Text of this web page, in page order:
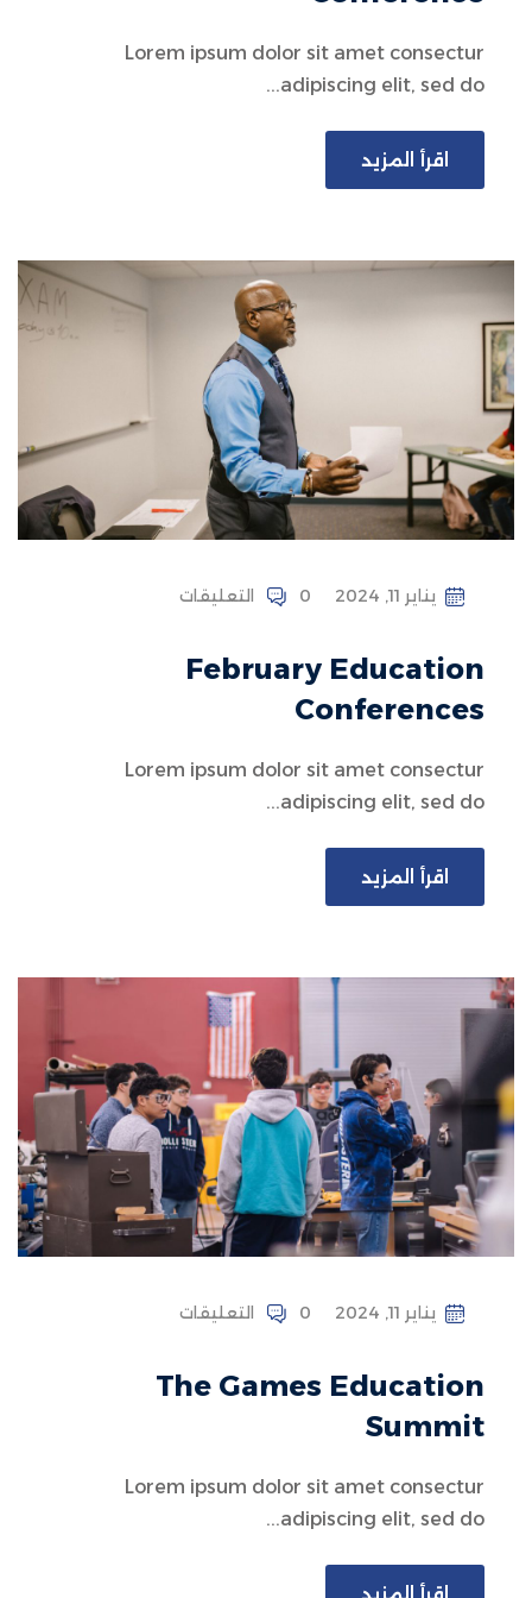
Lorem ipsum dolor sit amet consectur
adipiscing elit, sed do...
اقرأ المزيد
يناير 11, 2024 0 التعليقات
February Education
Conferences
Lorem ipsum dolor sit amet consectur
adipiscing elit, sed do...
اقرأ المزيد
يناير 11, 2024 0 التعليقات
The Games Education
Summit
Lorem ipsum dolor sit amet consectur
adipiscing elit, sed do...